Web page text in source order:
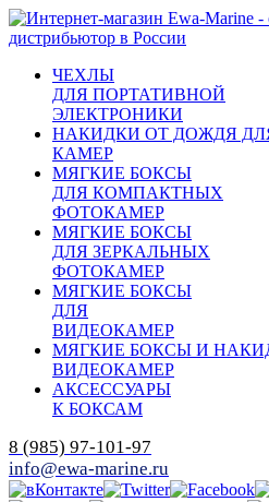
ЧЕХЛЫ
ДЛЯ ПОРТАТИВНОЙ
ЭЛЕКТРОНИКИ
НАКИДКИ ОТ ДОЖДЯ
КАМЕР
МЯГКИЕ БОКСЫ
ДЛЯ КОМПАКТНЫХ
ФОТОКАМЕР
МЯГКИЕ БОКСЫ
ДЛЯ ЗЕРКАЛЬНЫХ
ФОТОКАМЕР
МЯГКИЕ БОКСЫ
ДЛЯ
ВИДЕОКАМЕР
МЯГКИЕ БОКСЫ И
ВИДЕОКАМЕР
АКСЕССУАРЫ
К БОКСАМ
8 (985) 97-101-97
info@ewa-marine.ru